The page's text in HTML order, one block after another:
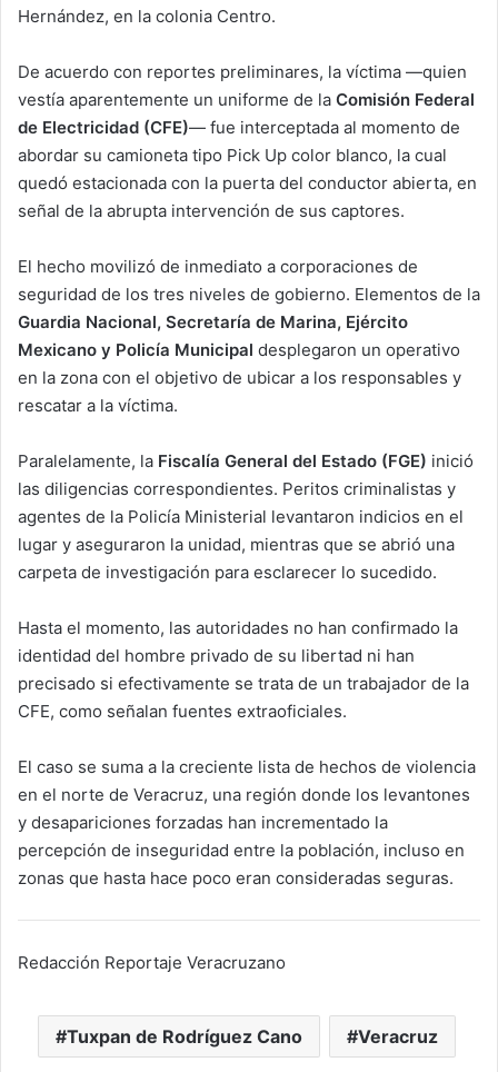
Hernández, en la colonia Centro.
De acuerdo con reportes preliminares, la víctima —quien
vestía aparentemente un uniforme de la Comisión Federal
de Electricidad (CFE)— fue interceptada al momento de
abordar su camioneta tipo Pick Up color blanco, la cual
quedó estacionada con la puerta del conductor abierta, en
señal de la abrupta intervención de sus captores.
El hecho movilizó de inmediato a corporaciones de
seguridad de los tres niveles de gobierno. Elementos de la
Guardia Nacional, Secretaría de Marina, Ejército
Mexicano y Policía Municipal desplegaron un operativo
en la zona con el objetivo de ubicar a los responsables y
rescatar a la víctima.
Paralelamente, la Fiscalía General del Estado (FGE) inició
las diligencias correspondientes. Peritos criminalistas y
agentes de la Policía Ministerial levantaron indicios en el
lugar y aseguraron la unidad, mientras que se abrió una
carpeta de investigación para esclarecer lo sucedido.
Hasta el momento, las autoridades no han confirmado la
identidad del hombre privado de su libertad ni han
precisado si efectivamente se trata de un trabajador de la
CFE, como señalan fuentes extraoficiales.
El caso se suma a la creciente lista de hechos de violencia
en el norte de Veracruz, una región donde los levantones
y desapariciones forzadas han incrementado la
percepción de inseguridad entre la población, incluso en
zonas que hasta hace poco eran consideradas seguras.
Redacción Reportaje Veracruzano
Tuxpan de Rodríguez Cano Veracruz